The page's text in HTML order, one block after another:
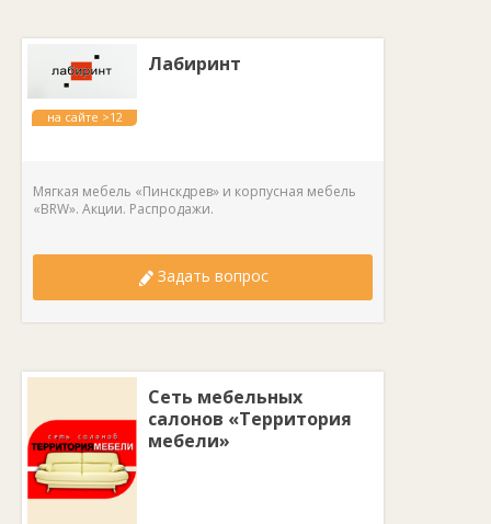
на сайте >12
Лабиринт
Мягкая мебель «Пинскдрев» и корпусная мебель
«BRW». Акции. Распродажи.
Задать вопрос
Сеть мебельных
салонов «Территория
мебели»